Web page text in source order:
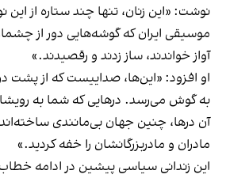
نوشت: «این زنان، تنها چند ستاره از این
موسیقی ایران که گوشه‌هایی دور از
آواز خواندند، ساز زدند و رقصیدند.»
او افزود: «این‌‌ها، صداییست که از پشت
به گوش می‌رسد. درهایی که شما به
آن درها، چنین جهان بی‌مانندی
مادران‌ و مادربزرگانشان را خفه کردید.»
این زندانی سیاسی پیشین در ادامه